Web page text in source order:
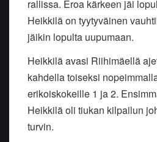
rallissa. Eroa kärkeen jäi
Heikkilä on tyytyväinen
jäikin lopulta uupumaan.
Heikkilä avasi Riihimäellä
kahdella toiseksi
erikoiskokeille 1 ja 2.
Heikkilä oli tiukan kilpailun
turvin.